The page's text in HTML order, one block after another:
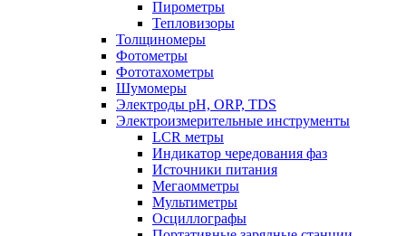
Пирометры
Тепловизоры
Толщиномеры
Фотометры
Фототахометры
Шумомеры
Электроды pH, ORP, TDS
Электроизмерительные инструменты
LCR метры
Индикатор чередования фаз
Источники питания
Мегаомметры
Мультиметры
Осциллографы